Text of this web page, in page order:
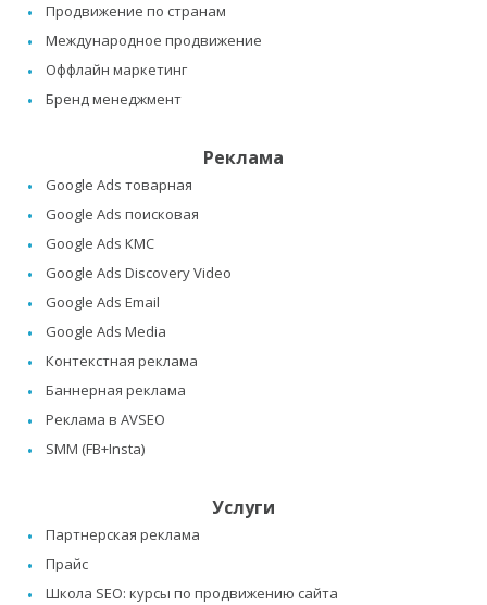
Продвижение по странам
Международное продвижение
Оффлайн маркетинг
Бренд менеджмент
Реклама
Google Ads товарная
Google Ads поисковая
Google Ads КМС
Google Ads Discovery Video
Google Ads Email
Google Ads Media
Контекстная реклама
Баннерная реклама
Реклама в AVSEO
SMM (FB+Insta)
Услуги
Партнерская реклама
Прайс
Школа SEO: курсы по продвижению сайта